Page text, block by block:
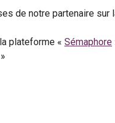
de notre partenaire sur
plateforme « Sémaphore